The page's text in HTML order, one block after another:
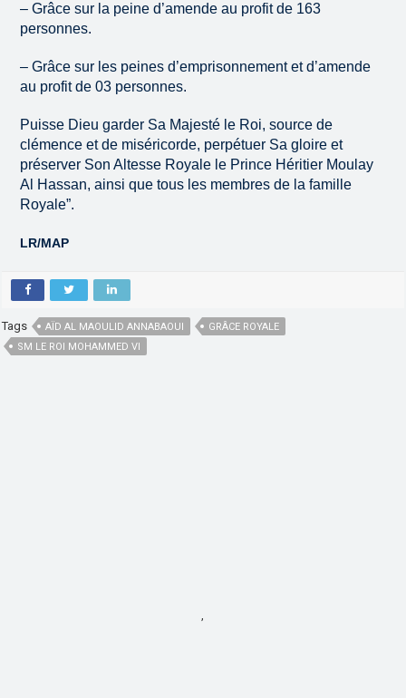
– Grâce sur la peine d’amende au profit de 163
personnes.
– Grâce sur les peines d’emprisonnement et d’amende
au profit de 03 personnes.
Puisse Dieu garder Sa Majesté le Roi, source de
clémence et de miséricorde, perpétuer Sa gloire et
préserver Son Altesse Royale le Prince Héritier Moulay
Al Hassan, ainsi que tous les membres de la famille
Royale”.
LR/MAP
Tags AÏD AL MAOULID ANNABAOUI
GRÂCE ROYALE
SM LE ROI MOHAMMED VI
,